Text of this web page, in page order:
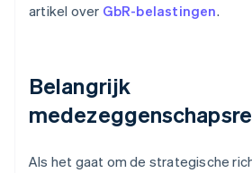
artikel over GbR-belastingen.
Belangrijk
Als het gaat om de strategische